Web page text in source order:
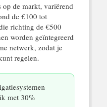
de markt, variërend
de €100 tot
richting de €500
worden geïntegreerd
netwerk, zodat je
regelen.
met 30%